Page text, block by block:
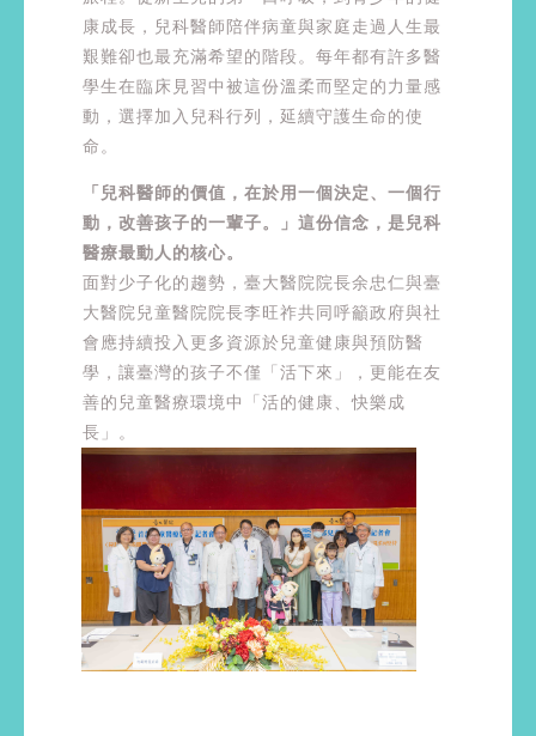
康成長，兒科醫師陪伴病童與家庭走過人生最
艱難卻也最充滿希望的階段。每年都有許多醫
學生在臨床見習中被這份溫柔而堅定的力量感
動，選擇加入兒科行列，延續守護生命的使
命。
「兒科醫師的價值，在於用一個決定、一個行
動，改善孩子的一輩子。」這份信念，是兒科
醫療最動人的核心。
面對少子化的趨勢，臺大醫院院長余忠仁與臺
大醫院兒童醫院院長李旺祚共同呼籲政府與社
會應持續投入更多資源於兒童健康與預防醫
學，讓臺灣的孩子不僅「活下來」，更能在友
善的兒童醫療環境中「活的健康、快樂成
長」。